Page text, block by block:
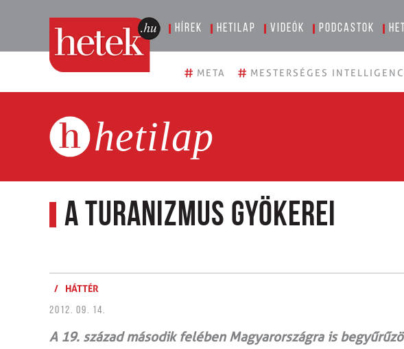
Hírek Hetilap Videók Podcastok
# META # MESTERSÉGES
hetilap
A turanizmus gyökerei
/ HÁTTÉR
2012. 09. 14.
A 19. század második felében Magyarországra is